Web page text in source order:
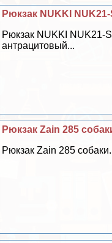
Рюкзак NUKKI
Рюкзак NUKKI NUK21-
антрацитовый...
Рюкзак Zain 285
Рюкзак Zain 285